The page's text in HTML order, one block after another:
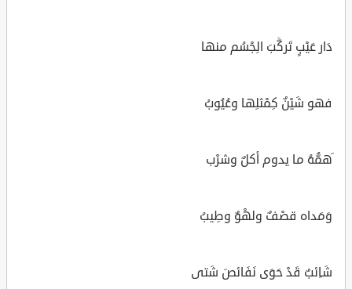
دَار عَيْبٍ تَركَّبَ الِجْسُم منها
فهو شَيْنٌ كِمْثلِها وعُيُوبُ
َهمُّهُ ما يدوم أكلٌ وشرْب
وَمَداه قصْفٌ ولهْوٌ وطِيبُ
شَاِئبٌ قَدْ حَوَى نَفَائصَ شَتى